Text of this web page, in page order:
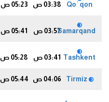
Qo`qon 03:38 ص 05:23 ص
Samarqand03:57 ص 05:41 ص
Tashkent 03:41 ص 05:28 ص
04:06 ص 05:44 ص